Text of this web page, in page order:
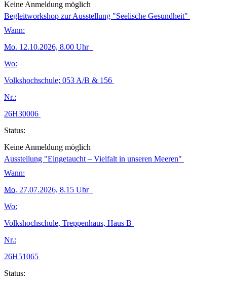
Keine Anmeldung möglich
Begleitworkshop zur Ausstellung "Seelische Gesundheit"
Wann:
Mo. 12.10.2026, 8.00 Uhr
Wo:
Volkshochschule; 053 A/B & 156
Nr.:
26H30006
Status:
Keine Anmeldung möglich
Ausstellung "Eingetaucht – Vielfalt in unseren Meeren"
Wann:
Mo. 27.07.2026, 8.15 Uhr
Wo:
Volkshochschule, Treppenhaus, Haus B
Nr.:
26H51065
Status: